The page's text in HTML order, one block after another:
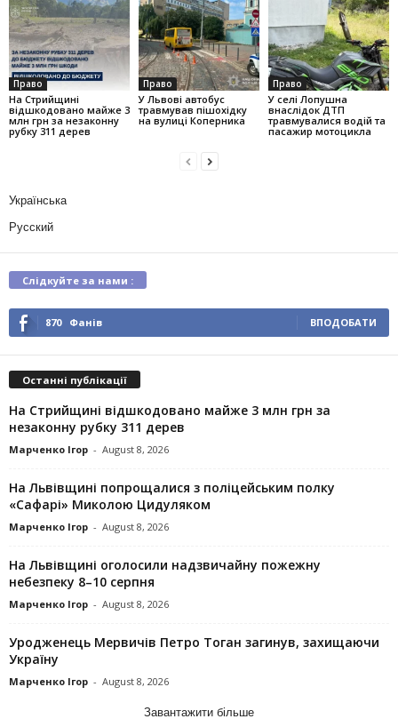
Право
На Стрийщині
відшкодовано майже 3
млн грн за незаконну
рубку 311 дерев
Право
У Львові автобус
травмував пішохідку
на вулиці Коперника
Право
У селі Лопушна
внаслідок ДТП
травмувалися водій та
пасажир мотоцикла
Українська
Русский
Слідкуйте за нами :
870 Фанів ВПОДОБАТИ
Останні публікації
На Стрийщині відшкодовано майже 3 млн грн за
незаконну рубку 311 дерев
Марченко Ігор - August 8, 2026
На Львівщині попрощалися з поліцейським полку
«Сафарі» Миколою Цидуляком
Марченко Ігор - August 8, 2026
На Львівщині оголосили надзвичайну пожежну
небезпеку 8–10 серпня
Марченко Ігор - August 8, 2026
Уродженець Мервичів Петро Тоган загинув, захищаючи
Україну
Марченко Ігор - August 8, 2026
Завантажити більше